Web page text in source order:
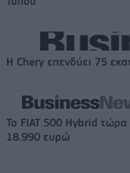
Η Chery επενδύει 75
Το FIAT 500 Hybrid τώρα
18.990 ευρώ